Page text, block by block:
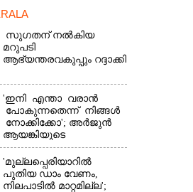
സുഗതന് നൽകിയ
മറുപടി
ആഭ്യന്തരവകുപ്പും റദ്ദാക്കി
'ഇനി എന്താ വരാൻ
പോകുന്നതെന്ന് നിങ്ങൾ
നോക്കിക്കോ'; അർജുൻ
ആയങ്കിയുടെ
വെല്ലുവിളിയിൽ രമേശ്
ചെന്നിത്തല
'മുല്ലപ്പെരിയാറിൽ
പുതിയ ഡാം വേണം,
നിലപാടിൽ മാറ്റമില്ല';